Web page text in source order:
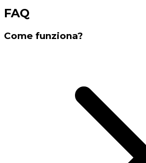
FAQ
Come funziona?